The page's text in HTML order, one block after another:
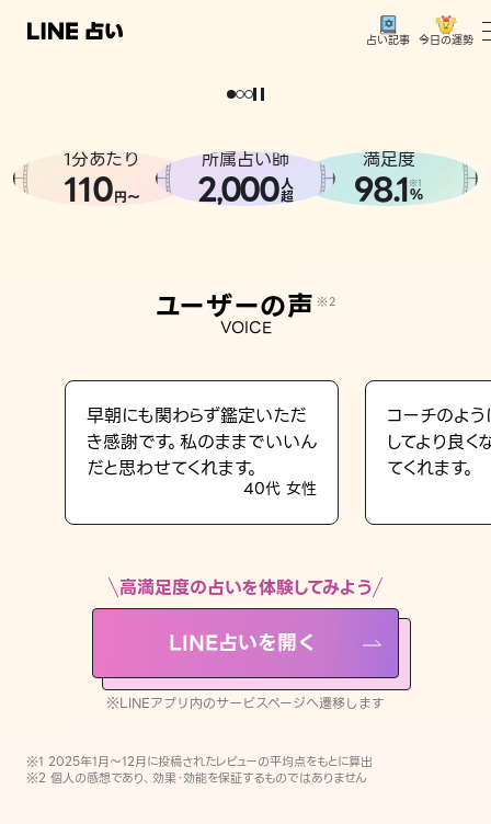
占い記事 今日の運勢
相談事例
LINE占いを開く
※LINEアプリ内のサービスページへ遷移します
どうせなら
。
1分あたり
110円〜
所属占い師
2,000人
超
満足度
98.1※1
%
ユーザーの声 ※2
VOICE
早朝にも関わらず鑑定いただ
き感謝です。私のままでいいん
だと思わせてくれます。
40代 女性
コーチのよ
してより良
てくれます。
高満足度の占いを体験してみよう
LINE占いを開く
※LINEアプリ内のサービスページへ遷移します
※1 2025年1月〜12月に投稿されたレビューの平均点をもとに算出
※2 個人の感想であり、効果・効能を保証するものではありません